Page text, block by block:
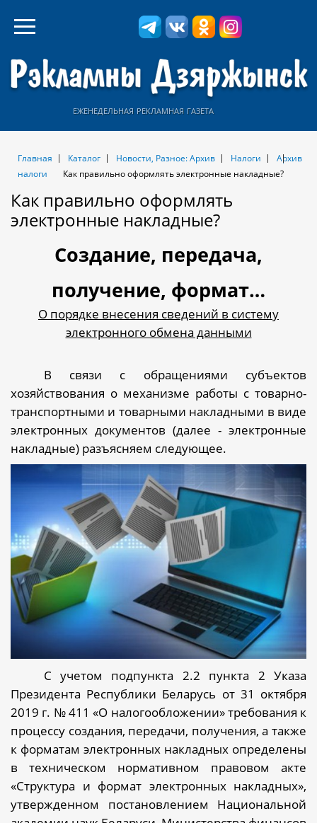
еженедельная рекламная газета
Главная Каталог Новости, Разное: Архив Налоги
Архив
налоги
Как правильно оформлять электронные накладные?
Как правильно оформлять
электронные накладные?
Создание, передача,
получение, формат…
О порядке внесения сведений в систему
электронного обмена данными
В связи с обращениями субъектов
хозяйствования о механизме работы с товарно-
транспортными и товарными накладными в виде
электронных документов (далее - электронные
накладные) разъясняем следующее.
С учетом подпункта 2.2 пункта 2 Указа
Президента Республики Беларусь от 31 октября
2019 г. № 411 «О налогообложении» требования к
процессу создания, передачи, получения, а также
к форматам электронных накладных определены
в техническом нормативном правовом акте
«Структура и формат электронных накладных»,
утвержденном постановлением Национальной